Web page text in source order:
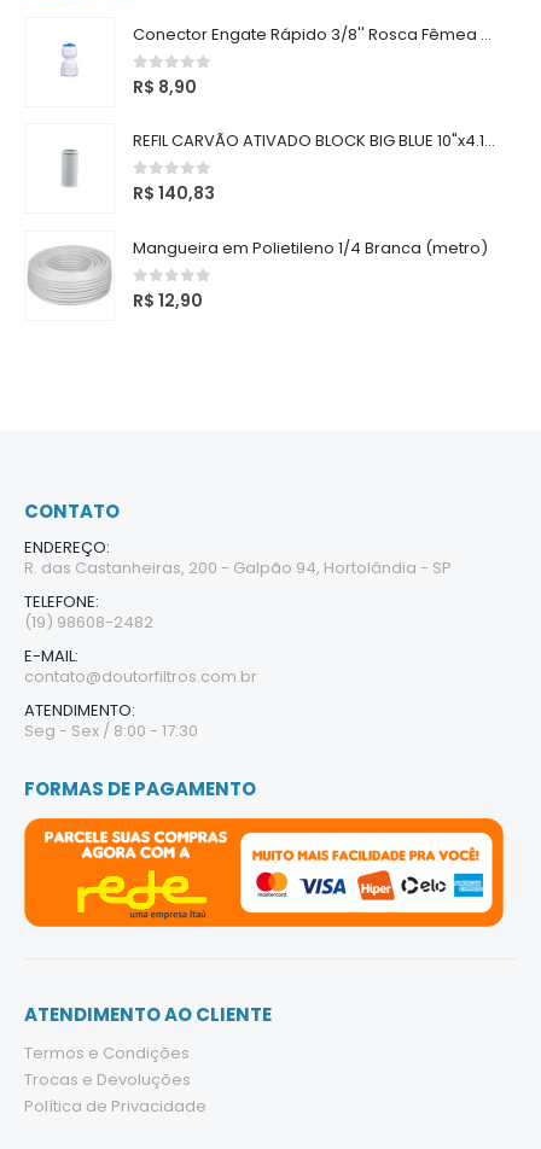
Conector Engate Rápido 3/8'' Rosca Fêmea 3/8''
0out of 5
R$ 8,90
REFIL CARVÃO ATIVADO BLOCK BIG BLUE 10"x4.1/2" 5 Micras
0out of 5
R$ 140,83
Mangueira em Polietileno 1/4 Branca (metro)
0out of 5
R$ 12,90
CONTATO
ENDEREÇO:
R. das Castanheiras, 200 - Galpão 94, Hortolândia - SP
TELEFONE:
(19) 98608-2482
E-MAIL:
contato@doutorfiltros.com.br
ATENDIMENTO:
Seg - Sex / 8:00 - 17:30
FORMAS DE PAGAMENTO
ATENDIMENTO AO CLIENTE
Termos e Condições
Trocas e Devoluções
Política de Privacidade